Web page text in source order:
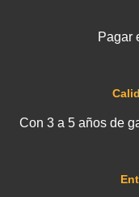
Con 3 a 5 años de
Pagar